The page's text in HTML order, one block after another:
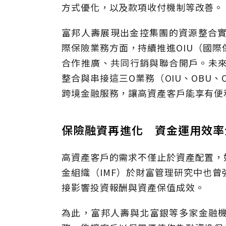
方式優化，以及款項收付機制等改善。
富邦人壽展現出金控集團的資源整合
際保險業務方面，持續推進OIU（國
合作推廣、共同行銷與聯合開戶。未
整合與串接這三O業務（OIU、OBU
跨境金融服務，讓高資產客戶能享有
保險融資再進化 資金運用效
高資產客戶的需求不僅止於資產配置
金組織（IMF）於財富管理研究中也
接影響投資報酬與資產保值成效。
為此，富邦人壽與北富銀等多家金融